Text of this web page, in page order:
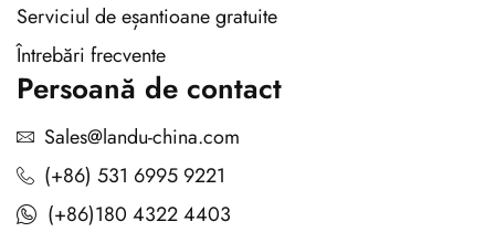
Serviciul de eșantioane gratuite
Întrebări frecvente
Persoană de contact
Sales@landu-china.com
(+86) 531 6995 9221
(+86)180 4322 4403